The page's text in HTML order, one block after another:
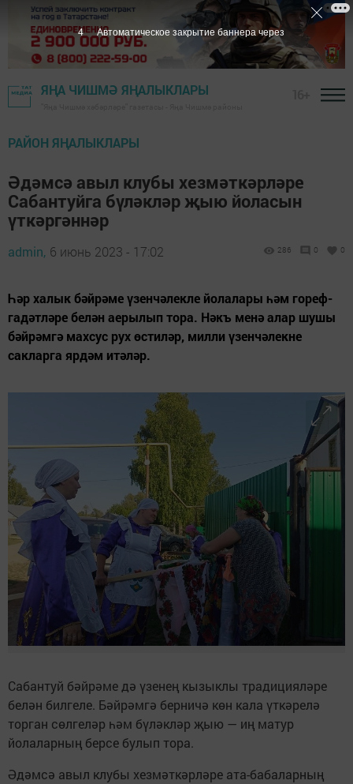
ЯҢА ЧИШМӘ ЯҢАЛЫКЛАРЫ
РАЙОН ЯҢАЛЫКЛАРЫ
Әдәмсә авыл клубы хезмәткәрләре
Сабантуйга бүләкләр җыю йоласын
үткәргәннәр
admin, 6 июнь 2023 - 17:02 286 0 0
Һәр халык бәйрәме үзенчәлекле йолалары һәм гореф-
гадәтләре белән аерылып тора. Нәкъ менә алар шушы
бәйрәмгә махсус рух өстиләр, милли үзенчәлекне
сакларга ярдәм итәләр.
Сабантуй бәйрәме дә үзенең кызыклы традицияләре
белән билгеле. Бәйрәмгә берничә көн кала үткәрелә
торган сөлгеләр һәм бүләкләр җыю — иң матур
йолаларның берсе булып тора.
Әдәмсә авыл клубы хезмәткәрләре ата-бабаларның
3 Автоматическое закрытие баннера через